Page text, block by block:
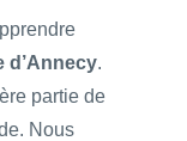
d’Annecy.
partie de
Nous